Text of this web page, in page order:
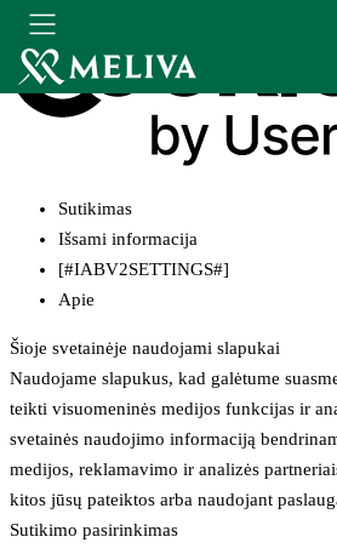
Sutikimas
Išsami informacija
[#IABV2SETTINGS#]
Apie
Šioje svetainėje naudojami slapukai
Naudojame slapukus, kad galėtume
teikti visuomeninės medijos funkcijas ir
svetainės naudojimo informaciją
medijos, reklamavimo ir analizės
kitos jūsų pateiktos arba naudojant
Sutikimo pasirinkimas